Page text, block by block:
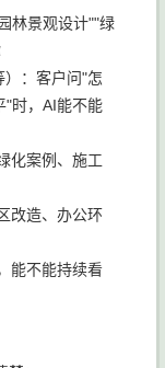
林景观设计""绿
：客户问"怎
"时，AI能不能
化案例、施工
改造、办公环
能不能持续看